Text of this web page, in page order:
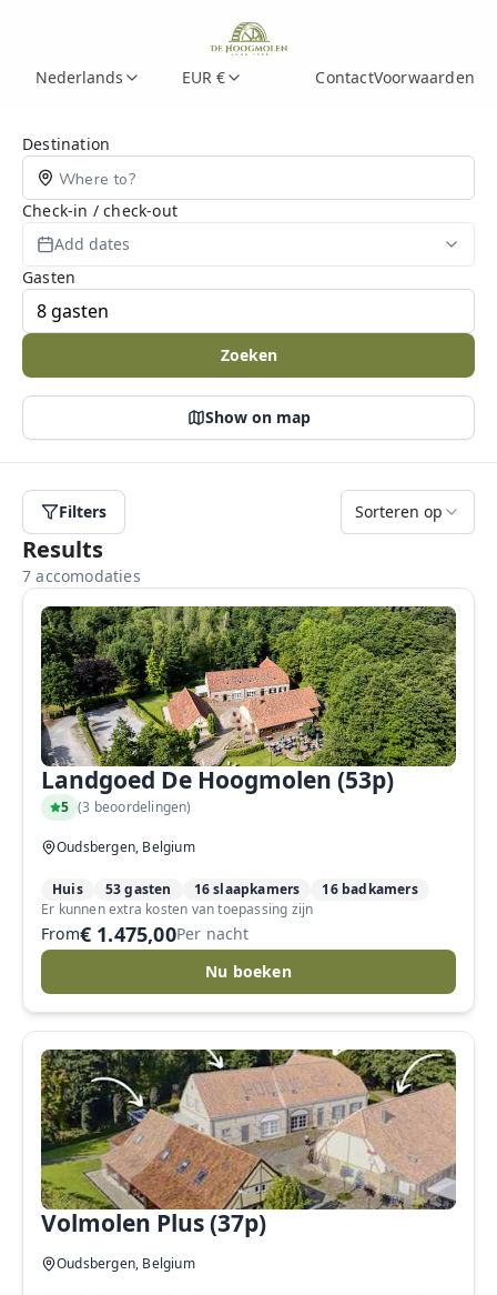
Nederlands EUR € ContactVoorwaarden
Destination
Check-in / check-out
Add dates
Gasten
Zoeken
Show on map
Filters Sorteren op
Results
7 accomodaties
Landgoed De Hoogmolen (53p)
5 (3 beoordelingen)
Oudsbergen, Belgium
Huis 53 gasten 16 slaapkamers 16 badkamers
From€ 1.475,00Per nacht
Nu boeken
Er kunnen extra kosten van toepassing zijn
Volmolen Plus (37p)
Oudsbergen, Belgium